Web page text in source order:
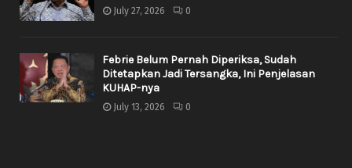
July 27, 2026 0
Febrie Belum Pernah Diperiksa, Sudah
Ditetapkan Jadi Tersangka, Ini Penjelasan
KUHAP-nya
July 13, 2026 0